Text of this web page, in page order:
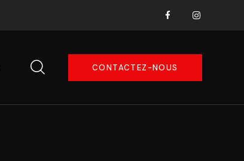
CONTACTEZ-NOUS